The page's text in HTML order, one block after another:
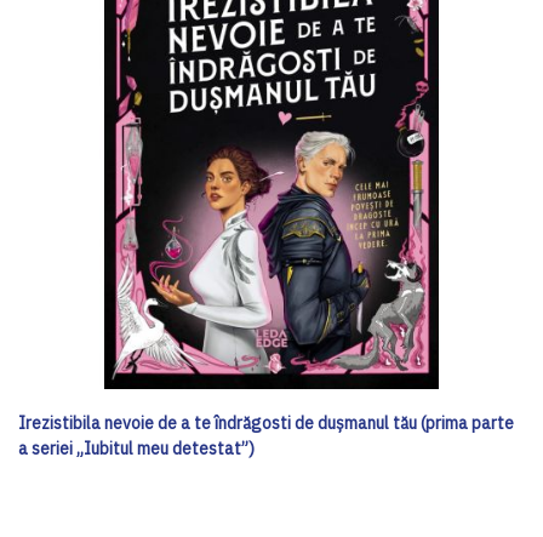
Irezistibila nevoie de a te îndrăgosti de dușmanul tău (prima parte
a seriei „Iubitul meu detestat”)